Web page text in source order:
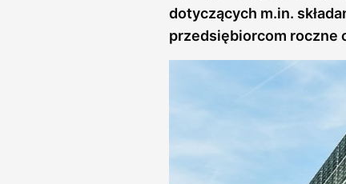
dotyczących m.in.
przedsiębiorcom roczne